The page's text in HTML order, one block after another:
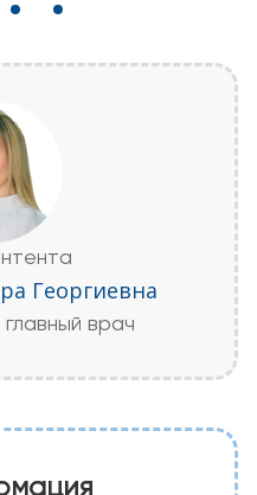
Георгиевна
врач